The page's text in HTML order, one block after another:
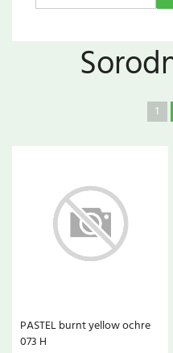
1
PASTEL burnt yellow ochre
073 H